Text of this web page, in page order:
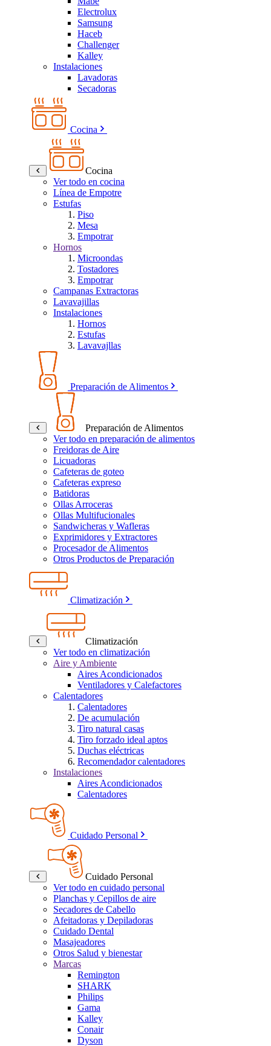
Electrolux
Samsung
Haceb
Challenger
Kalley
Instalaciones
Lavadoras
Secadoras
Cocina
Cocina
Ver todo en cocina
Línea de Empotre
Estufas
Piso
Mesa
Empotrar
Hornos
Microondas
Tostadores
Empotrar
Campanas Extractoras
Lavavajillas
Instalaciones
Hornos
Estufas
Lavavajllas
Preparación de Alimentos
Preparación de Alimentos
Ver todo en preparación de alimentos
Freidoras de Aire
Licuadoras
Cafeteras de goteo
Cafeteras expreso
Batidoras
Ollas Arroceras
Ollas Multifucionales
Sandwicheras y Wafleras
Exprimidores y Extractores
Procesador de Alimentos
Otros Productos de Preparación
Climatización
Climatización
Ver todo en climatización
Aire y Ambiente
Aires Acondicionados
Ventiladores y Calefactores
Calentadores
Calentadores
De acumulación
Tiro natural casas
Tiro forzado ideal aptos
Duchas eléctricas
Recomendador calentadores
Instalaciones
Aires Acondicionados
Calentadores
Cuidado Personal
Cuidado Personal
Ver todo en cuidado personal
Planchas y Cepillos de aire
Secadores de Cabello
Afeitadoras y Depiladoras
Cuidado Dental
Masajeadores
Otros Salud y bienestar
Marcas
Remington
SHARK
Philips
Gama
Kalley
Conair
Dyson